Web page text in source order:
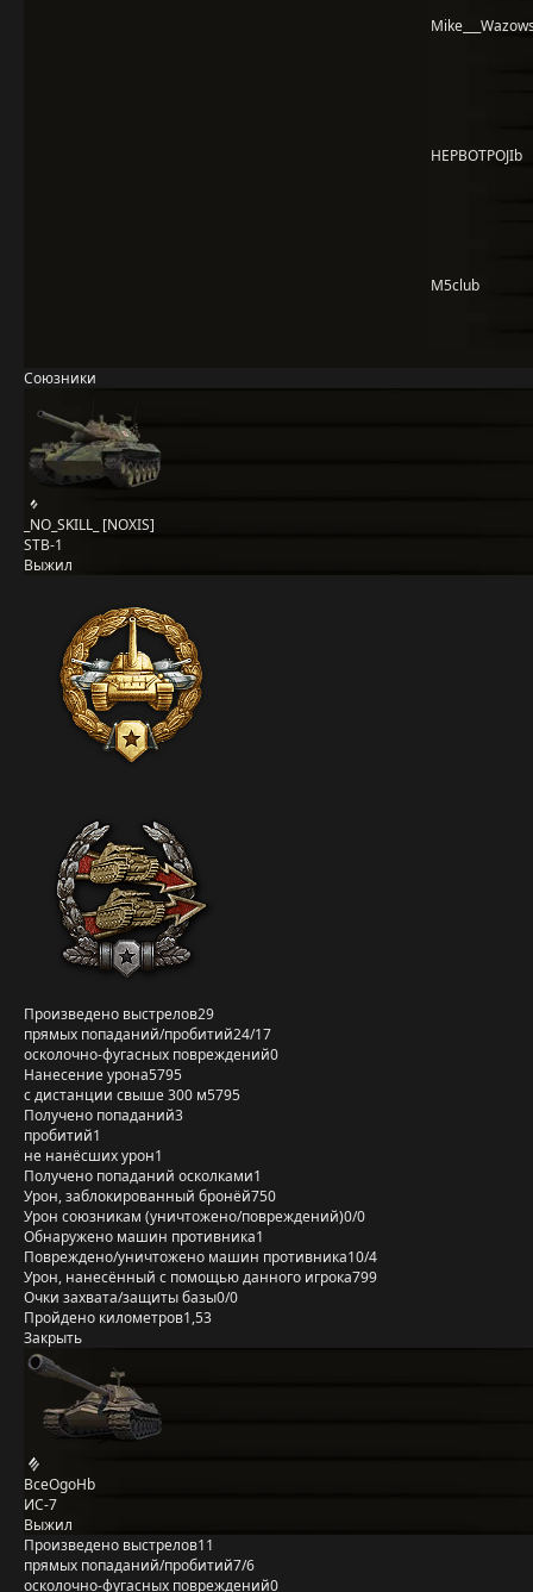
HEPBOTPOJIb
M5club
Союзники
_NO_SKILL_ [NOXIS]
STB-1
Выжил
Произведено выстрелов29
прямых попаданий/пробитий24/17
осколочно-фугасных повреждений0
Нанесение урона5795
с дистанции свыше 300 м5795
Получено попаданий3
пробитий1
не нанёсших урон1
Получено попаданий осколками1
Урон, заблокированный бронёй750
Урон союзникам (уничтожено/повреждений)0/0
Обнаружено машин противника1
Повреждено/уничтожено машин противника10/4
Урон, нанесённый с помощью данного игрока799
Очки захвата/защиты базы0/0
Пройдено километров1,53
Закрыть
BceOgoHb
ИС-7
Выжил
Произведено выстрелов11
прямых попаданий/пробитий7/6
осколочно-фугасных повреждений0